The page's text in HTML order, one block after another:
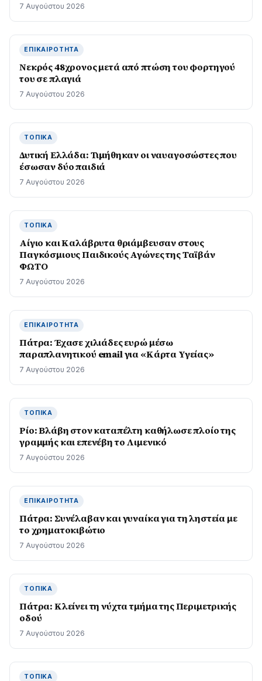
7 Αυγούστου 2026
ΕΠΙΚΑΙΡΌΤΗΤΑ
Νεκρός 48χρονος μετά από πτώση του φορτηγού
του σε πλαγιά
7 Αυγούστου 2026
ΤΟΠΙΚΆ
Δυτική Ελλάδα: Τιµήθηκαν οι ναυαγοσώστες που
έσωσαν δύο παιδιά
7 Αυγούστου 2026
ΤΟΠΙΚΆ
Αίγιο και Καλάβρυτα θριάμβευσαν στους
Παγκόσμιους Παιδικούς Αγώνες της Ταϊβάν
ΦΩΤΟ
7 Αυγούστου 2026
ΕΠΙΚΑΙΡΌΤΗΤΑ
Πάτρα: Έχασε χιλιάδες ευρώ μέσω
παραπλανητικού email για «Κάρτα Υγείας»
7 Αυγούστου 2026
ΤΟΠΙΚΆ
Ρίο: Βλάβη στον καταπέλτη καθήλωσε πλοίο της
γραμμής και επενέβη το Λιμενικό
7 Αυγούστου 2026
ΕΠΙΚΑΙΡΌΤΗΤΑ
Πάτρα: Συνέλαβαν και γυναίκα για τη ληστεία με
το χρηματοκιβώτιο
7 Αυγούστου 2026
ΤΟΠΙΚΆ
Πάτρα: Κλείνει τη νύχτα τμήμα της Περιμετρικής
οδού
7 Αυγούστου 2026
ΤΟΠΙΚΆ